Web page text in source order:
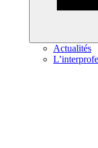
Actualités